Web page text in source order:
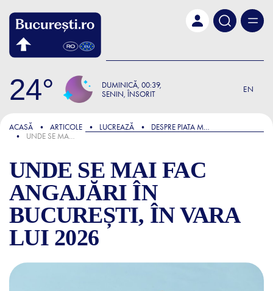
24 DUMINICĂ 00:39
SENIN, ÎNSORIT
EN
FOCUS
ACASĂ ARTICOLE LUCREAZĂ
DESPRE PIATA MUNCII
UNDE SE MAI FAC ANGAJĂRI ÎN BUCUREȘTI, ÎN VARA LUI 2026
UNDE SE MAI FAC
ANGAJĂRI ÎN
BUCUREȘTI, ÎN VARA
LUI 2026
UNDE SE MAI FAC